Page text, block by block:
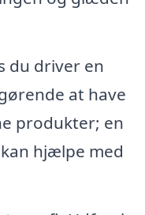
du driver en
at have
produkter; en
hjælpe med